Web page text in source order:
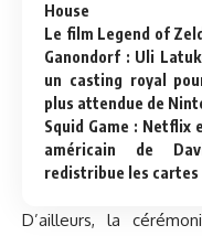
House
Le film Legend of
Ganondorf : Uli
un casting royal
plus attendue de
Squid Game :
américain de
redistribue les cartes
D’ailleurs, la